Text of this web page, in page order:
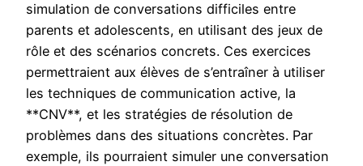
simulation de conversations difficiles entre
parents et adolescents, en utilisant des jeux de
rôle et des scénarios concrets. Ces exercices
permettraient aux élèves de s’entraîner à utiliser
les techniques de communication active, la
**CNV**, et les stratégies de résolution de
problèmes dans des situations concrètes. Par
exemple, ils pourraient simuler une conversation